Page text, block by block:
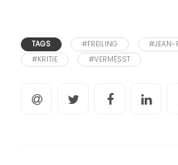
TAGS #FREILING
#JEAN-
#KRITIE
#VERMËSST